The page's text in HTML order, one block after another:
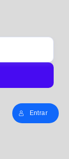
Entrar